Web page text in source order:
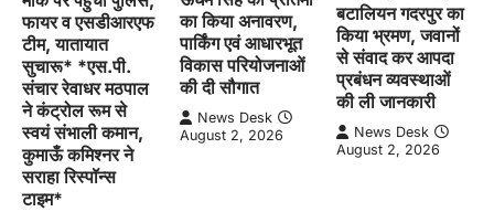
फायर व एसडीआरएफ
टीम, यातायात
सुचारू* *एस.पी.
संचार रेवाधर मठपाल
ने कंट्रोल रूम से
स्वयं संभाली कमान,
कुमाऊँ कमिश्नर ने
सराहा रिस्पॉन्स
टाइम*
का किया अनावरण,
पार्किंग एवं आधारभूत
विकास परियोजनाओं
की दी सौगात
News Desk
August 2, 2026
बटालियन गदरपुर का
किया भ्रमण, जवानों
से संवाद कर आपदा
प्रबंधन व्यवस्थाओं
की ली जानकारी
News Desk
August 2, 2026